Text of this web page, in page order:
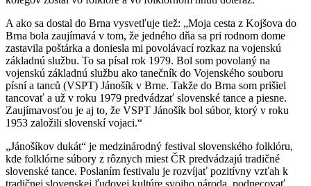
A ako sa dostal do Brna vysvetľuje tiež: „Moja cesta z Kojšova do
Brna bola zaujímavá v tom, že jedného dňa sa pri rodnom dome
zastavila poštárka a doniesla mi povolávací rozkaz na vojenskú
základnú službu. To sa písal rok 1979. Bol som povolaný na
vojenskú základnú službu ako tanečník do Vojenského souboru
písní a tanců (VSPT) Jánošík v Brne. Takže do Brna som prišiel
tancovať a už v roku 1979 predvádzať slovenské tance a piesne.
Zaujímavosťou je aj to, že VSPT Jánošík bol súbor, ktorý v roku
1953 založili slovenskí vojaci.“
„Jánošíkov dukát“ je medzinárodný festival slovenského folklóru,
kde folklórne súbory z rôznych miest ČR predvádzajú tradičné
slovenské tance. Poslaním festivalu je rozvíjať pozitívny vzťah k
tradičnej slovenskej ľudovej kultúre svojho národa, podnecovať